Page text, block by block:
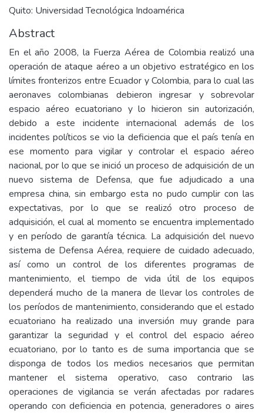
Quito: Universidad Tecnológica Indoamérica
Abstract
En el año 2008, la Fuerza Aérea de Colombia realizó una
operación de ataque aéreo a un objetivo estratégico en los
límites fronterizos entre Ecuador y Colombia, para lo cual las
aeronaves colombianas debieron ingresar y sobrevolar
espacio aéreo ecuatoriano y lo hicieron sin autorización,
debido a este incidente internacional además de los
incidentes políticos se vio la deficiencia que el país tenía en
ese momento para vigilar y controlar el espacio aéreo
nacional, por lo que se inició un proceso de adquisición de un
nuevo sistema de Defensa, que fue adjudicado a una
empresa china, sin embargo esta no pudo cumplir con las
expectativas, por lo que se realizó otro proceso de
adquisición, el cual al momento se encuentra implementado
y en período de garantía técnica. La adquisición del nuevo
sistema de Defensa Aérea, requiere de cuidado adecuado,
así como un control de los diferentes programas de
mantenimiento, el tiempo de vida útil de los equipos
dependerá mucho de la manera de llevar los controles de
los períodos de mantenimiento, considerando que el estado
ecuatoriano ha realizado una inversión muy grande para
garantizar la seguridad y el control del espacio aéreo
ecuatoriano, por lo tanto es de suma importancia que se
disponga de todos los medios necesarios que permitan
mantener el sistema operativo, caso contrario las
operaciones de vigilancia se verán afectadas por radares
operando con deficiencia en potencia, generadores o aires